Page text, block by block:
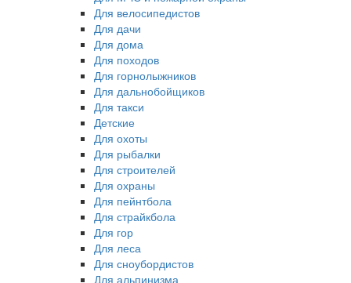
Для велосипедистов
Для дачи
Для дома
Для походов
Для горнолыжников
Для дальнобойщиков
Для такси
Детские
Для охоты
Для рыбалки
Для строителей
Для охраны
Для пейнтбола
Для страйкбола
Для гор
Для леса
Для сноубордистов
Для альпинизма